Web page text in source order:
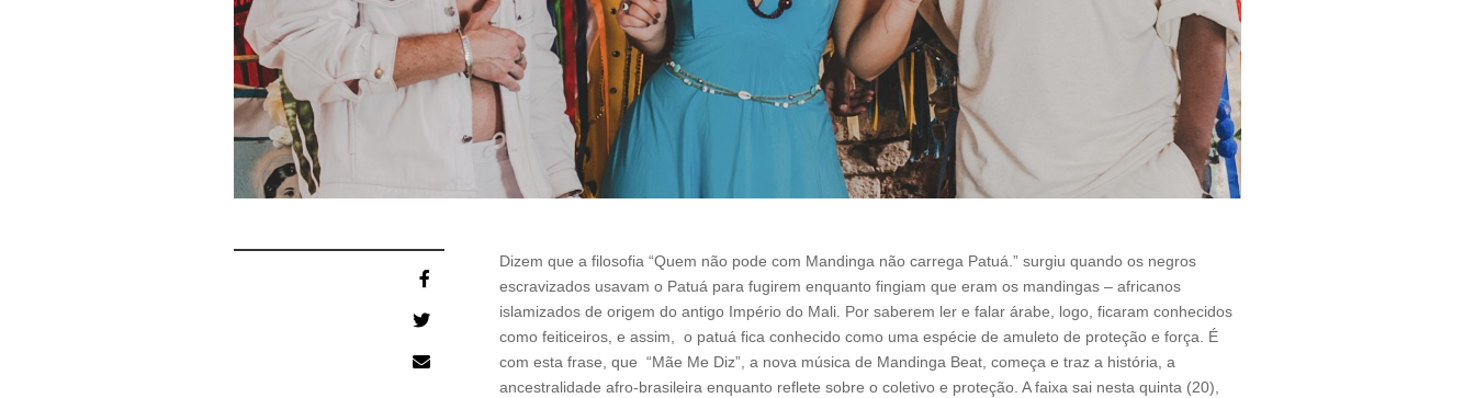
Dizem que a filosofia “Quem não pode com Mandinga não carrega Patuá.” surgiu quando os negros
escravizados usavam o Patuá para fugirem enquanto fingiam que eram os mandingas – africanos
islamizados de origem do antigo Império do Mali. Por saberem ler e falar árabe, logo, ficaram conhecidos
como feiticeiros, e assim, o patuá fica conhecido como uma espécie de amuleto de proteção e força. É
com esta frase, que “Mãe Me Diz”, a nova música de Mandinga Beat, começa e traz a história, a
ancestralidade afro-brasileira enquanto reflete sobre o coletivo e proteção. A faixa sai nesta quinta (20),